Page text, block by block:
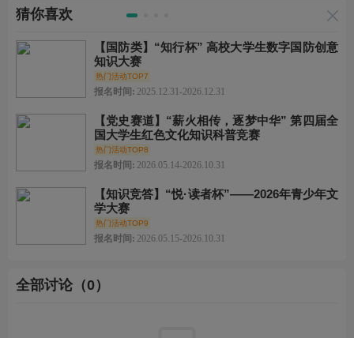
猜你喜欢
【国防类】“知行杯” 高校大学生数字国防创意
知识大赛
热门活动TOP7
报名时间: 2025.12.31-2026.12.31
【党史赛道】“薪火相传，逐梦中华” 第四届全
国大学生红色文化知识科普竞赛
热门活动TOP8
报名时间: 2026.05.14-2026.10.31
【知识竞答】“悦·读者杯”——2026年青少年文
学大赛
热门活动TOP9
报名时间: 2026.05.15-2026.10.31
全部讨论（0）